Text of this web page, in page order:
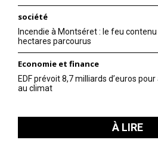
société
Incendie à Montséret : le feu
hectares parcourus
Economie et finance
EDF prévoit 8,7 milliards d’euros
au climat
À LIRE